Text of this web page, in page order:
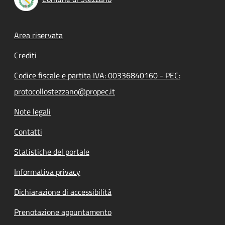
Footer menu
Area riservata
Crediti
Codice fiscale e partita IVA: 00336840160 - PEC:
protocollostezzano@propec.it
Note legali
Contatti
Statistiche del portale
Informativa privacy
Dichiarazione di accessibilità
Prenotazione appuntamento